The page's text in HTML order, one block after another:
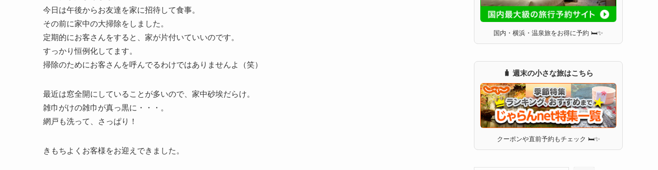
今日は午後からお友達を家に招待して食事。
その前に家中の大掃除をしました。
定期的にお客さんをすると、家が片付いていいのです。
すっかり恒例化してます。
掃除のためにお客さんを呼んでるわけではありませんよ（笑）
最近は窓全開にしていることが多いので、家中砂埃だらけ。
雑巾がけの雑巾が真っ黒に・・・。
網戸も洗って、さっぱり！
きもちよくお客様をお迎えできました。
国内・横浜・温泉旅をお得に予約 🛏✨
🧳 週末の小さな旅はこちら
クーポンや直前予約もチェック 🛏✨